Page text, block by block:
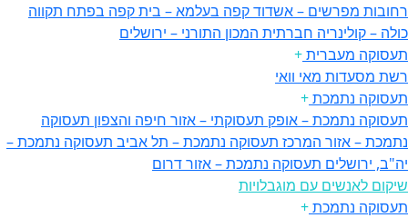
רחובות מפרשים – אשדודקפה בעלמא – בית קפה בפתח תקווה
כולה – קולינריה חברתית המכון התורני – ירושלים
תעסוקה מעברית+
רשת מסעדות מאי וואי
תעסוקה נתמכת+
תעסוקה נתמכת – אופק תעסוקתי – אזור חיפה והצפון תעסוקה
נתמכת – אזור המרכז תעסוקה נתמכת – תל אביב תעסוקה נתמכת –
יה"ב, ירושלים תעסוקה נתמכת – אזור דרום
שיקום לאנשים עם מוגבלויות
תעסוקה נתמכת+